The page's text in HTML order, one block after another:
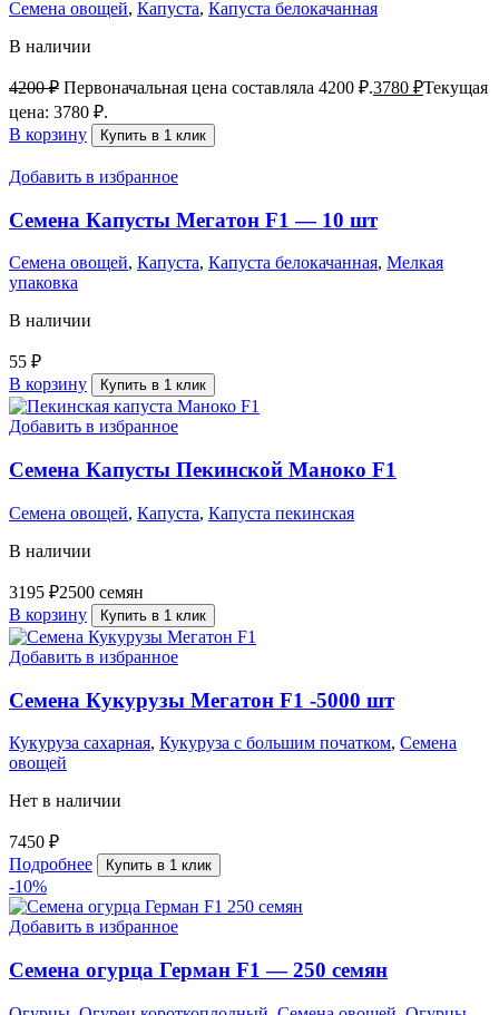
Семена овощей, Капуста, Капуста белокачанная
В наличии
4200₽ Первоначальная цена составляла 4200 ₽.3780 ₽Текущая
цена: 3780 ₽.
В корзину
Купить в 1 клик
Добавить в избранное
Семена Капусты Мегатон F1 — 10 шт
Семена овощей, Капуста, Капуста белокачанная, Мелкая
упаковка
В наличии
55 ₽
В корзину
Купить в 1 клик
Добавить в избранное
Семена Капусты Пекинской Маноко F1
Семена овощей, Капуста, Капуста пекинская
В наличии
3195 ₽2500 семян
В корзину
Купить в 1 клик
Добавить в избранное
Семена Кукурузы Мегатон F1 -5000 шт
Кукуруза сахарная, Кукуруза с большим початком, Семена
овощей
Нет в наличии
7450 ₽
Подробнее
Купить в 1 клик
-10%
Добавить в избранное
Семена огурца Герман F1 — 250 семян